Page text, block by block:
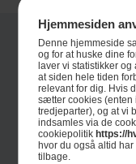
Hjemmesiden
Denne hjemmeside
og for at huske dine
laver vi statistikker
at siden hele tiden
relevant for dig. Hvis
sætter cookies (enten
tredjeparter), og at vi
indsamles via de
cookiepolitik https://
hvor du også altid
tilbage.